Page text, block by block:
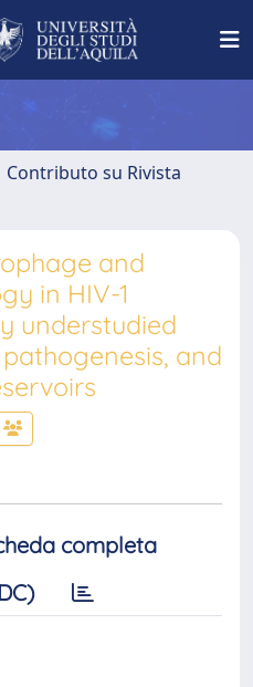
Contributo su Rivista
and
in HIV-1
understudied
and
completa